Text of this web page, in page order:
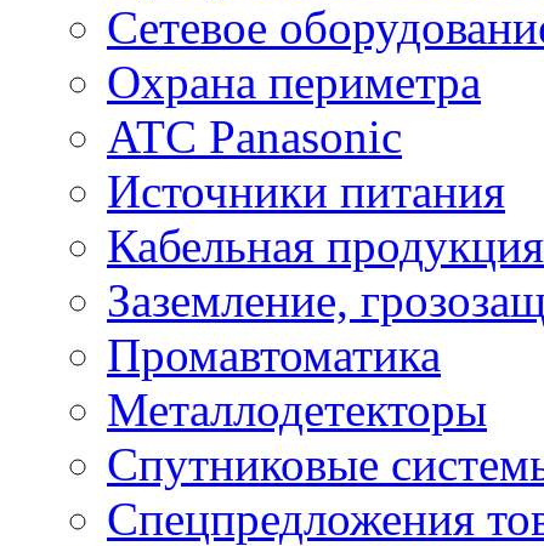
Сетевое
Охрана периметра
ATC Panasonic
Источники питания
Кабельная продукция
Заземление,
Промавтоматика
Металлодетекторы
Спутниковые
Спецпредложения